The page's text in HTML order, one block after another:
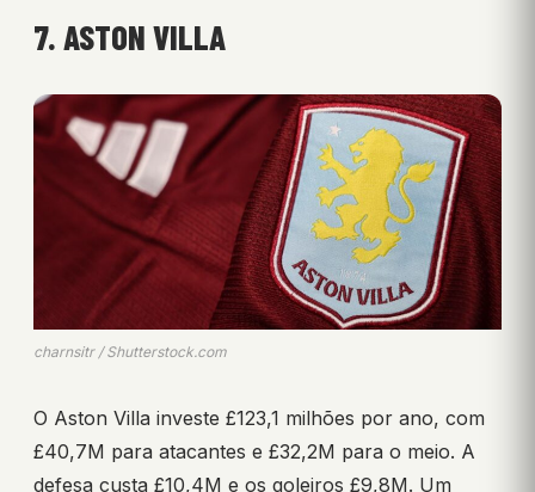
7. ASTON VILLA
charnsitr / Shutterstock.com
O Aston Villa investe £123,1 milhões por ano, com
£40,7M para atacantes e £32,2M para o meio. A
defesa custa £10,4M e os goleiros £9,8M. Um